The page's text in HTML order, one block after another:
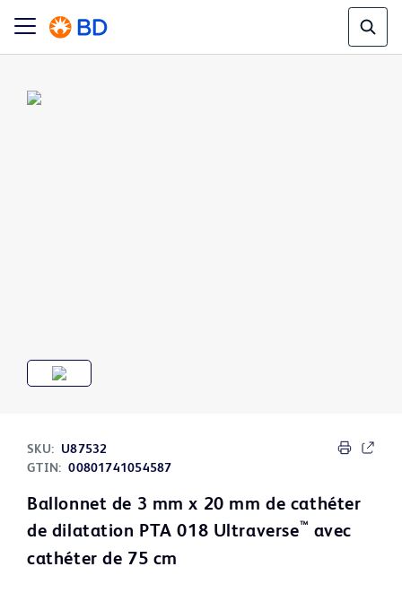
SKU:
U87532
GTIN: 00801741054587
Ballonnet de 3 mm x 20 mm de cathéter
de dilatation PTA 018 Ultraverse™ avec
cathéter de 75 cm